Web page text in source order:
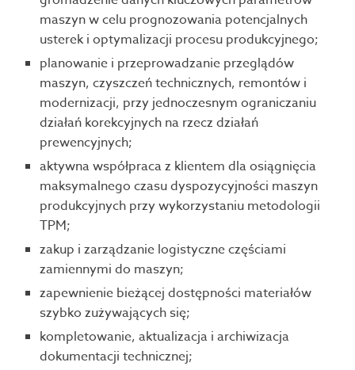
maszyn w celu prognozowania potencjalnych
usterek i optymalizacji procesu produkcyjnego;
planowanie i przeprowadzanie przeglądów
maszyn, czyszczeń technicznych, remontów i
modernizacji, przy jednoczesnym ograniczaniu
działań korekcyjnych na rzecz działań
prewencyjnych;
aktywna współpraca z klientem dla osiągnięcia
maksymalnego czasu dyspozycyjności maszyn
produkcyjnych przy wykorzystaniu metodologii
TPM;
zakup i zarządzanie logistyczne częściami
zamiennymi do maszyn;
zapewnienie bieżącej dostępności materiałów
szybko zużywających się;
kompletowanie, aktualizacja i archiwizacja
dokumentacji technicznej;